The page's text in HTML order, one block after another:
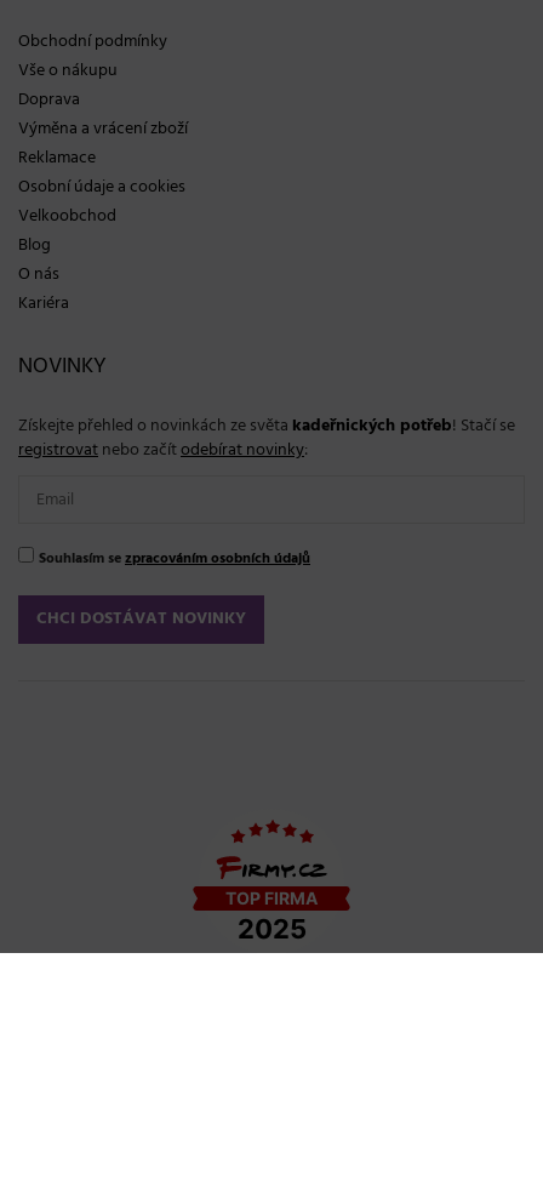
Obchodní podmínky
Vše o nákupu
Doprava
Výměna a vrácení zboží
Reklamace
Osobní údaje a cookies
Velkoobchod
Blog
O nás
Kariéra
NOVINKY
Získejte přehled o novinkách ze světa kadeřnických potřeb! Stačí se
registrovatnebo začítodebírat novinky:
Souhlasím sezpracováním osobních údajů